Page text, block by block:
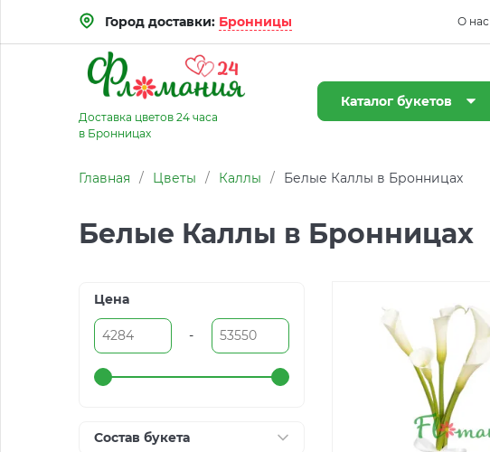
Город доставки: Бронницы О нас
Доставка цветов 24 часа
в Бронницах
Каталог букетов
Главная / Цветы / Каллы / Белые Каллы в Бронницах
Белые Каллы в Бронницах
Цена
-
Состав букета